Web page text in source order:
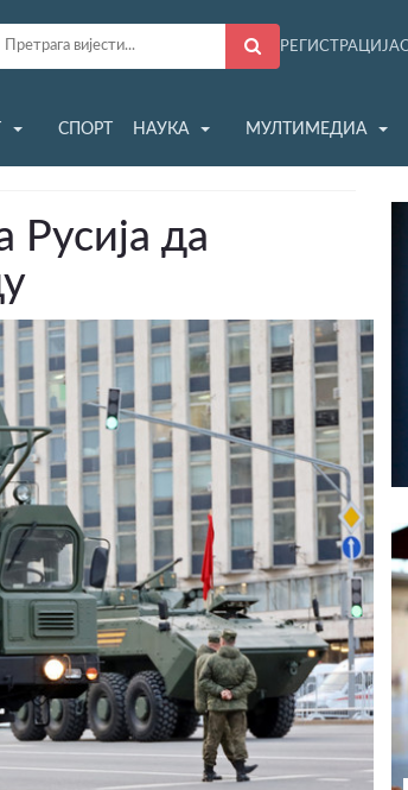
РЕГИСТРАЦИЈА
СПОРТ НАУКА МУЛТИМЕДИА
Русија да